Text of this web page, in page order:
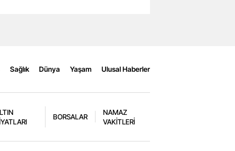
Sağlık Dünya Yaşam Ulusal Haberler
BORSALAR
NAMAZ
VAKİTLERİ